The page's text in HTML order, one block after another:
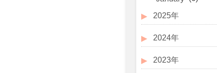
2025年
2024年
2023年